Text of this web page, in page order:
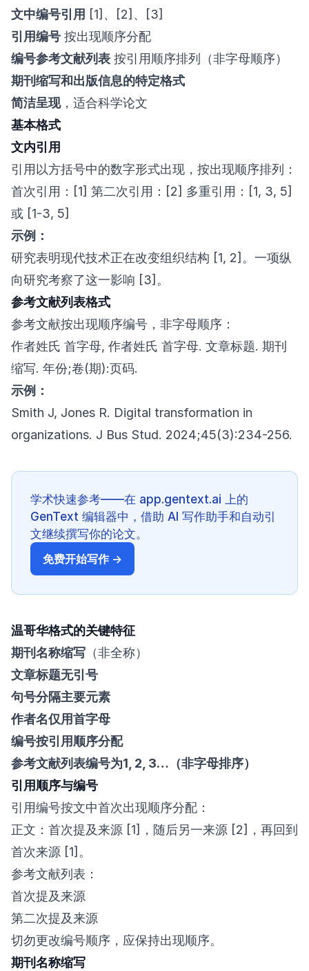
文中编号引用 [1]、[2]、[3]
引用编号 按出现顺序分配
编号参考文献列表 按引用顺序排列（非字母顺序）
期刊缩写和出版信息的特定格式
简洁呈现，适合科学论文
基本格式
文内引用
引用以方括号中的数字形式出现，按出现顺序排列：
首次引用：[1] 第二次引用：[2] 多重引用：[1, 3, 5]
或 [1-3, 5]
示例：
研究表明现代技术正在改变组织结构 [1, 2]。一项纵
向研究考察了这一影响 [3]。
参考文献列表格式
参考文献按出现顺序编号，非字母顺序：
作者姓氏 首字母, 作者姓氏 首字母. 文章标题. 期刊
缩写. 年份;卷(期):页码.
示例：
Smith J, Jones R. Digital transformation in
organizations. J Bus Stud. 2024;45(3):234-256.
学术快速参考——在 app.gentext.ai 上的
GenText 编辑器中，借助 AI 写作助手和自动引
文继续撰写你的论文。
免费开始写作 →
温哥华格式的关键特征
期刊名称缩写 （非全称）
文章标题无引号
句号分隔主要元素
作者名仅用首字母
编号按引用顺序分配
参考文献列表编号为1, 2, 3…（非字母排序）
引用顺序与编号
引用编号按文中首次出现顺序分配：
正文：首次提及来源 [1]，随后另一来源 [2]，再回到
首次来源 [1]。
参考文献列表：
首次提及来源
第二次提及来源
切勿更改编号顺序，应保持出现顺序。
期刊名称缩写